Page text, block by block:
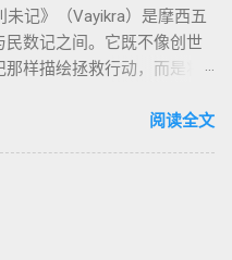
记》（Vayikra）是摩西五
数记之间。它既不像创世
样描绘拯救行动，而是将
示了 神的临在如何规范人类
利未记19:2） 这节经文构成
“归属于神”。 《利未记》教
阅读全文